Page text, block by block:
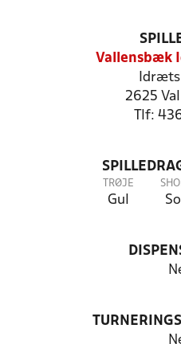
Vallensbæk
2625
Tlf:
TRØJE
Gul